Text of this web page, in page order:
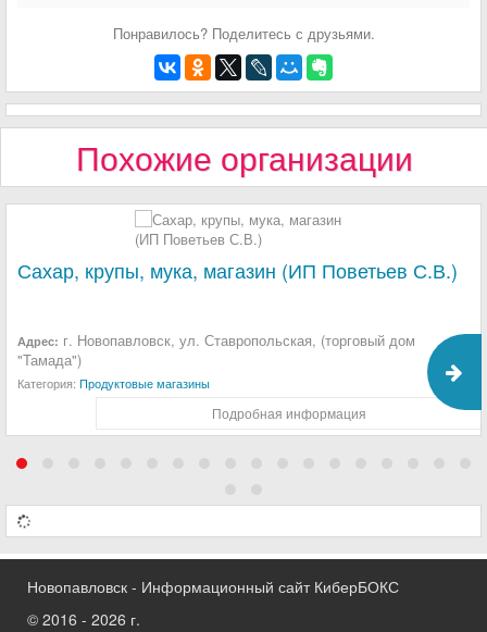
Понравилось? Поделитесь с друзьями.
Похожие организации
Сахар, крупы, мука, магазин (ИП Поветьев С.В.)
Адрес: г. Новопавловск, ул. Ставропольская, (торговый дом
"Тамада")
Категория: Продуктовые магазины
Подробная информация
Новопавловск - Информационный сайт КиберБОКС
© 2016 - 2026 г.